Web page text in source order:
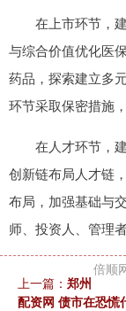
在上市环节，建
与综合价值优化医
药品，探索建立多
环节采取保密措施
在人才环节，建
创新链布局人才链
布局，加强基础与
师、投资人、管理
倍顺
上一篇： 郑州
配资网 债市在恐慌